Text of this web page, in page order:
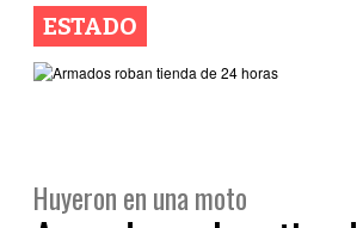
ESTADO
Huyeron en una moto